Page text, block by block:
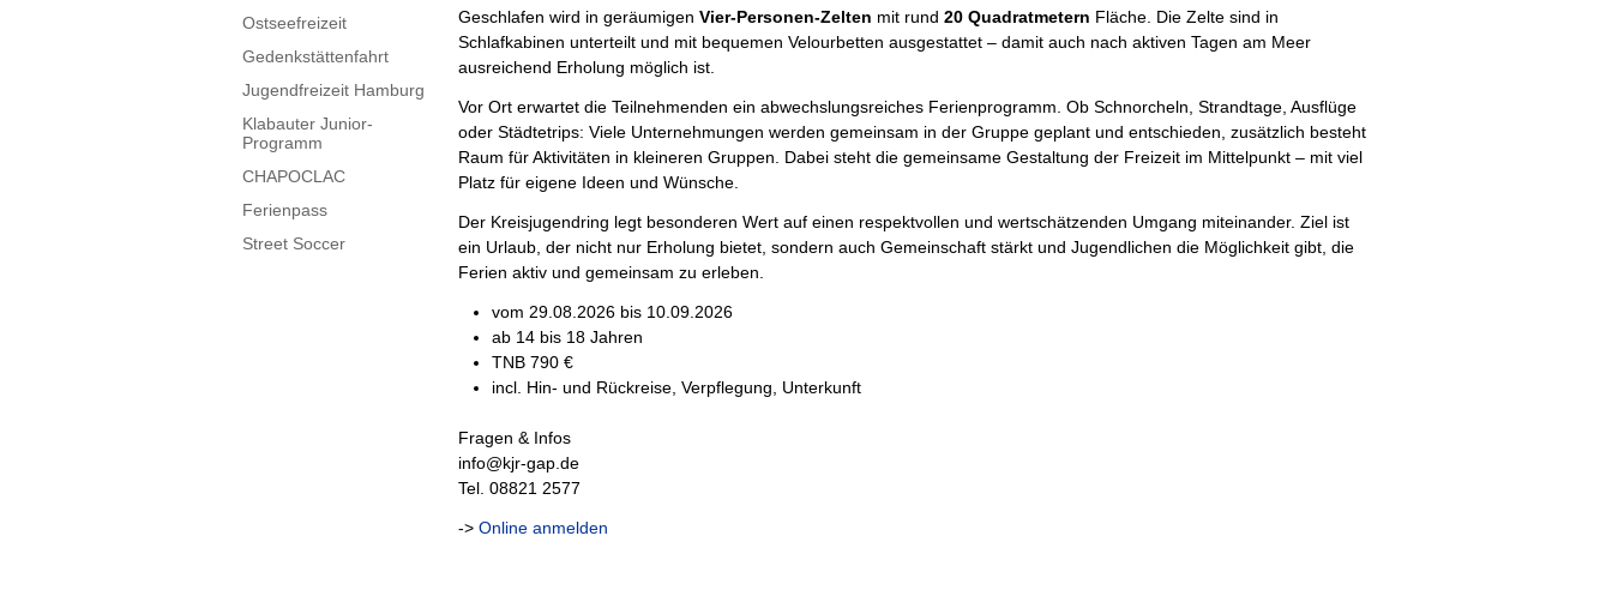
Geschlafen wird in geräumigen Vier-Personen-Zelten mit rund 20 Quadratmetern Fläche. Die Zelte sind in
Schlafkabinen unterteilt und mit bequemen Velourbetten ausgestattet – damit auch nach aktiven Tagen am Meer
ausreichend Erholung möglich ist.
Vor Ort erwartet die Teilnehmenden ein abwechslungsreiches Ferienprogramm. Ob Schnorcheln, Strandtage, Ausflüge
oder Städtetrips: Viele Unternehmungen werden gemeinsam in der Gruppe geplant und entschieden, zusätzlich besteht
Raum für Aktivitäten in kleineren Gruppen. Dabei steht die gemeinsame Gestaltung der Freizeit im Mittelpunkt – mit viel
Platz für eigene Ideen und Wünsche.
Der Kreisjugendring legt besonderen Wert auf einen respektvollen und wertschätzenden Umgang miteinander. Ziel ist
ein Urlaub, der nicht nur Erholung bietet, sondern auch Gemeinschaft stärkt und Jugendlichen die Möglichkeit gibt, die
Ferien aktiv und gemeinsam zu erleben.
vom 29.08.2026 bis 10.09.2026
ab 14 bis 18 Jahren
TNB 790 €
incl. Hin- und Rückreise, Verpflegung, Unterkunft
Fragen & Infos
info@kjr-gap.de
Tel. 08821 2577
-> Online anmelden
Ostseefreizeit
Gedenkstättenfahrt
Jugendfreizeit Hamburg
Klabauter Junior-
Programm
CHAPOCLAC
Ferienpass
Street Soccer